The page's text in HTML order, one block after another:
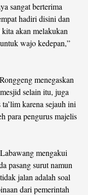
sangat berterima
hadiri disini dan
akan melakukan
wajo kedepan,”
menegaskan
selain itu, juga
karena sejauh ini
para pengurus majelis
mengakui
pasang surut namun
jalan adalah soal
dari pemerintah